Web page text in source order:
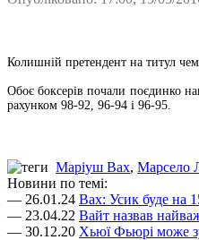
Колишній претендент на титул
Обоє боксерів почали поєдинко
рахунком 98-92, 96-94 і 96-95.
Маріуш Вах, Марсело
Новини по темі:
— 26.01.24 Вах: Усик буде на
— 23.04.22 Вайт назвав
— 30.12.20 Хьюї Фьюрі може